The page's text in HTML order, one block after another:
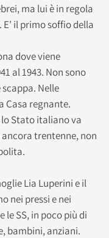
ma lui è in regola
il primo soffio della
dove viene
al 1943. Non sono
Nelle
Casa regnante.
Stato italiano va
trentenne, non
Lia Luperini e il
nei pressi e nei
le SS, in poco più di
bambini, anziani.